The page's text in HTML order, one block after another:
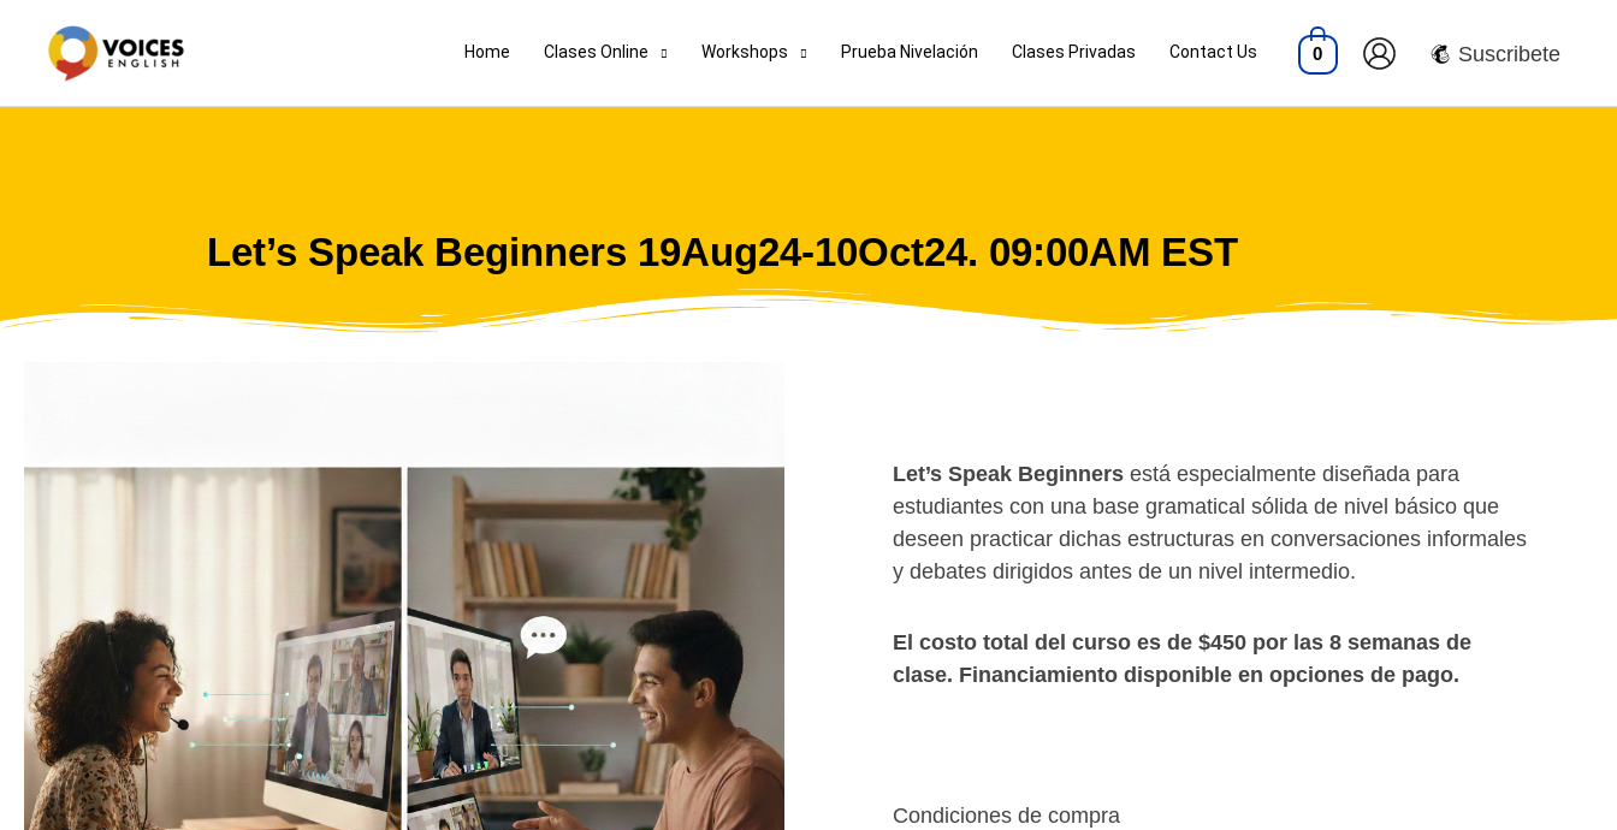
content
Home Clases Online Workshops Prueba Nivelación Clases Privadas Contact Us 0 Suscribete
Let’s Speak Beginners 19Aug24-10Oct24. 09:00AM EST
Let’s Speak Beginners está especialmente diseñada para
estudiantes con una base gramatical sólida de nivel básico que
deseen practicar dichas estructuras en conversaciones informales
y debates dirigidos antes de un nivel intermedio.
El costo total del curso es de $450 por las 8 semanas de
clase. Financiamiento disponible en opciones de pago.
Condiciones de compra